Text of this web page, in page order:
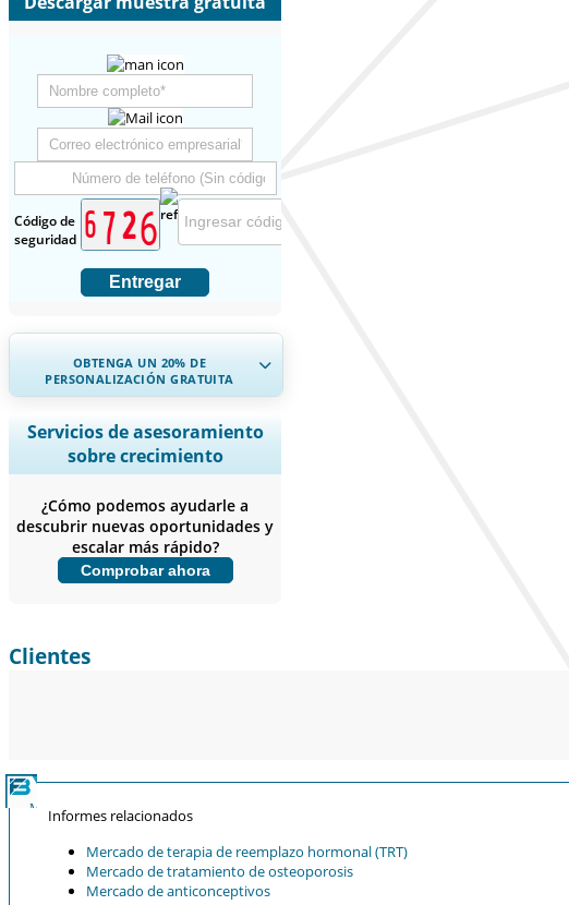
Código de
seguridad
Entregar
OBTENGA UN 20% DE
PERSONALIZACIÓN GRATUITA
Ampliar la cobertura regional y por
país, Análisis de segmentos, Perfiles
de empresas, Benchmarking
usuario final.
Personalizar ahora
Servicios de asesoramiento
sobre crecimiento
¿Cómo podemos ayudarle a
descubrir nuevas oportunidades y
escalar más rápido?
Comprobar ahora
Clientes
Informes relacionados
Mercado de terapia de reemplazo hormonal (TRT)
Mercado de tratamiento de osteoporosis
Mercado de anticonceptivos